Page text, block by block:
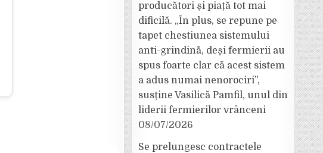
producători și piață tot mai
dificilă. „În plus, se repune pe
tapet chestiunea sistemului
anti-grindină, deși fermierii au
spus foarte clar că acest sistem
a adus numai nenorociri”,
susține Vasilică Pamfil, unul din
liderii fermierilor vrânceni
08/07/2026
Se prelungesc contractele